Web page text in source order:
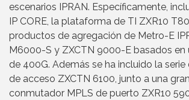
escenarios IPRAN. Específicamente,
IP CORE, la plataforma de TI ZXR10
productos de agregación de Metro-E
M6000-S y ZXCTN 9000-E basados
de 400G. Además se ha incluido la
de acceso ZXCTN 6100, junto a una
conmutador MPLS de puerto ZXR10